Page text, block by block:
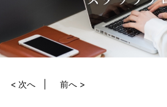
< 次へ 前へ >